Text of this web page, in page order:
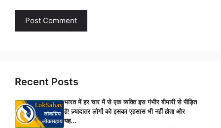
Recent Posts
भारत में हर चार में से एक व्यक्ति इस गंभीर बीमारी से पीड़ित
है! ज़्यादातर लोगों को इसका एहसास भी नहीं होता और
यह…